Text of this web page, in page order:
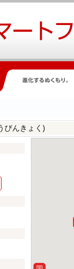
びんきょく)